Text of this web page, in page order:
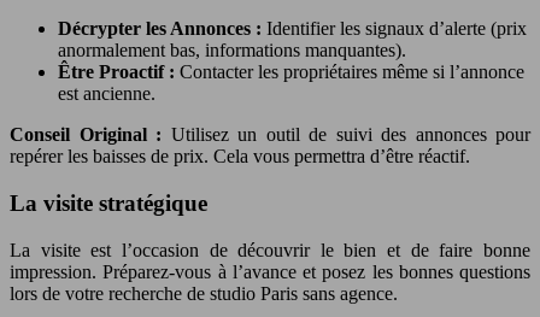
Décrypter les Annonces : Identifier les signaux d’alerte (prix
anormalement bas, informations manquantes).
Être Proactif : Contacter les propriétaires même si l’annonce
est ancienne.
Conseil Original : Utilisez un outil de suivi des annonces pour
repérer les baisses de prix. Cela vous permettra d’être réactif.
La visite stratégique
La visite est l’occasion de découvrir le bien et de faire bonne
impression. Préparez-vous à l’avance et posez les bonnes questions
lors de votre recherche de studio Paris sans agence.